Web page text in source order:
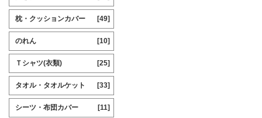
枕・クッションカバー [49]
のれん [10]
Ｔシャツ(衣類) [25]
タオル・タオルケット [33]
シーツ・布団カバー [11]